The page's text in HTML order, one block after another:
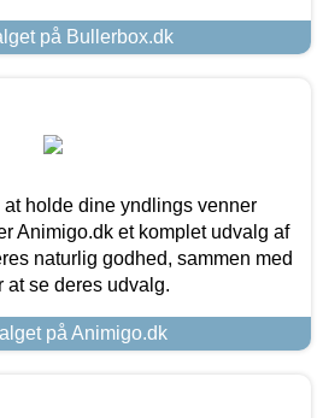
på Bullerbox.dk
holde dine yndlings venner
Animigo.dk et komplet udvalg af
naturlig godhed, sammen med
at se deres udvalg.
på Animigo.dk